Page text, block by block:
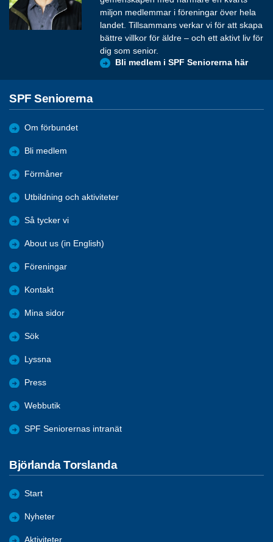
miljon medlemmar i föreningar över hela
landet. Tillsammans verkar vi för att skapa
bättre villkor för äldre – och ett aktivt liv för
dig som senior.
Bli medlem i SPF Seniorerna här
SPF Seniorerna
Om förbundet
Bli medlem
Förmåner
Utbildning och aktiviteter
Så tycker vi
About us (in English)
Föreningar
Kontakt
Mina sidor
Sök
Lyssna
Press
Webbutik
SPF Seniorernas intranät
Björlanda Torslanda
Start
Nyheter
Aktiviteter